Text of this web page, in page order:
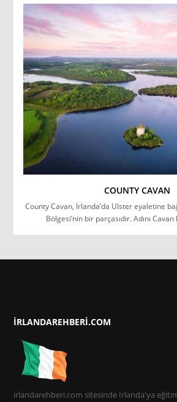
COUNTY CAVAN
County Cavan, İrlanda’da Ulster eyaletine
Bölgesi’nin bir parçasıdır. Adını
IRLANDAREHBERI.COM
irlandarehberi.com sitesinde İrlanda'ya